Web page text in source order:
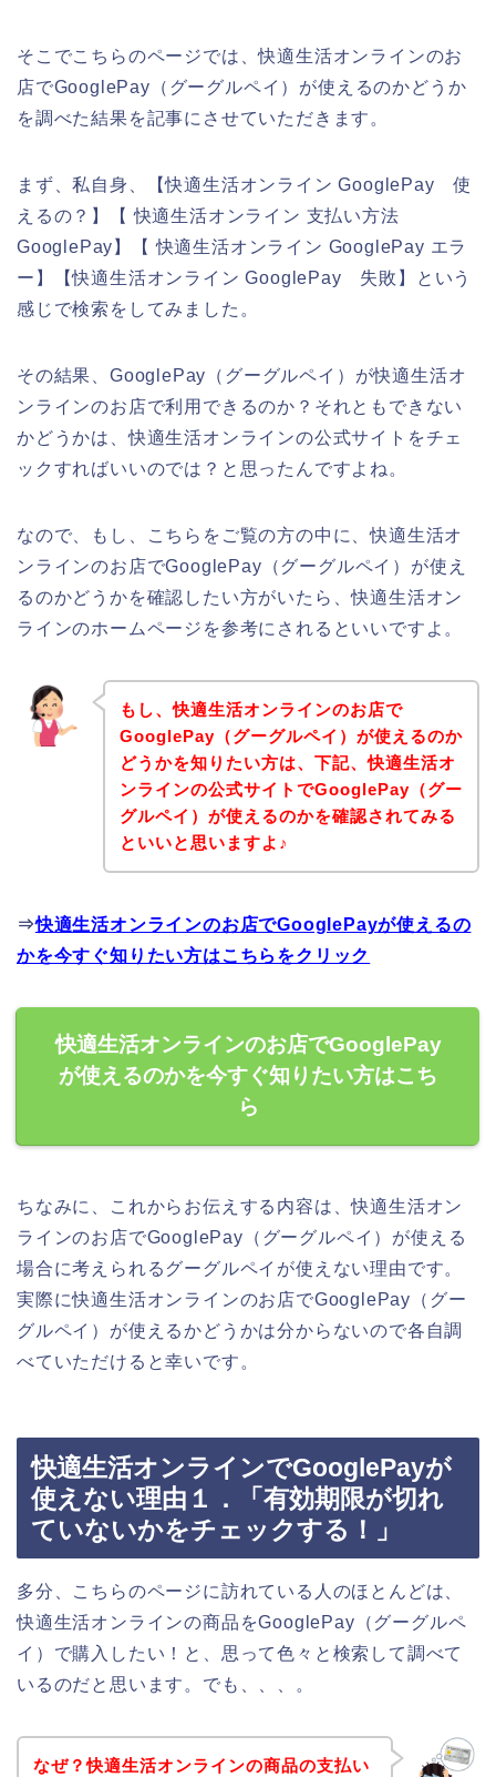
そこでこちらのページでは、快適生活オンラインのお
店でGooglePay（グーグルペイ）が使えるのかどうか
を調べた結果を記事にさせていただきます。
まず、私自身、【快適生活オンライン GooglePay 使
えるの？】【 快適生活オンライン 支払い方法
GooglePay】【 快適生活オンライン GooglePay エラ
ー】【快適生活オンライン GooglePay 失敗】という
感じで検索をしてみました。
その結果、GooglePay（グーグルペイ）が快適生活オ
ンラインのお店で利用できるのか？それともできない
かどうかは、快適生活オンラインの公式サイトをチェ
ックすればいいのでは？と思ったんですよね。
なので、もし、こちらをご覧の方の中に、快適生活オ
ンラインのお店でGooglePay（グーグルペイ）が使え
るのかどうかを確認したい方がいたら、快適生活オン
ラインのホームページを参考にされるといいですよ。
もし、快適生活オンラインのお店で
GooglePay（グーグルペイ）が使えるのか
どうかを知りたい方は、下記、快適生活オ
ンラインの公式サイトでGooglePay（グー
グルペイ）が使えるのかを確認されてみる
といいと思いますよ♪
⇒快適生活オンラインのお店でGooglePayが使えるの
かを今すぐ知りたい方はこちらをクリック
快適生活オンラインのお店でGooglePay
が使えるのかを今すぐ知りたい方はこち
ら
ちなみに、これからお伝えする内容は、快適生活オン
ラインのお店でGooglePay（グーグルペイ）が使える
場合に考えられるグーグルペイが使えない理由です。
実際に快適生活オンラインのお店でGooglePay（グー
グルペイ）が使えるかどうかは分からないので各自調
べていただけると幸いです。
快適生活オンラインでGooglePayが
使えない理由１．「有効期限が切れ
ていないかをチェックする！」
多分、こちらのページに訪れている人のほとんどは、
快適生活オンラインの商品をGooglePay（グーグルペ
イ）で購入したい！と、思って色々と検索して調べて
いるのだと思います。でも、、、。
なぜ？快適生活オンラインの商品の支払い